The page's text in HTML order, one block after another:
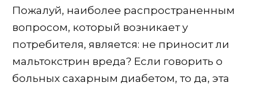
Пожалуй, наиболее распространенным
вопросом, который возникает у
потребителя, является: не приносит ли
мальтокстрин вреда? Если говорить о
больных сахарным диабетом, то да, эта